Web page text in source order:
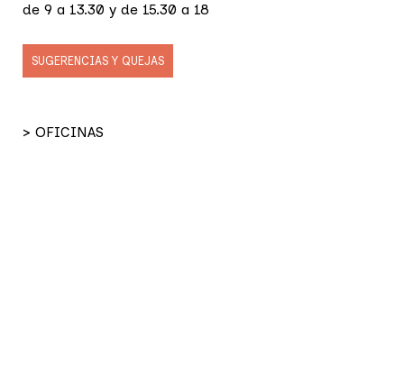
de 9 a 13.30 y de 15.30 a 18
SUGERENCIAS Y QUEJAS
> OFICINAS